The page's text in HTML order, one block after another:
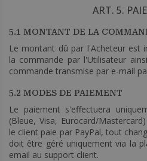
ART. 5.
5.1 MONTANT DE LA
Le montant dû par l'Acheteur est
la commande par l'Utilisateur
commande transmise par e-mail
5.2 MODES DE PAIEMENT
Le paiement s'effectuera
(Bleue, Visa, Eurocard/
le client paie par PayPal, tout
doit être géré uniquement via la
email au support client.